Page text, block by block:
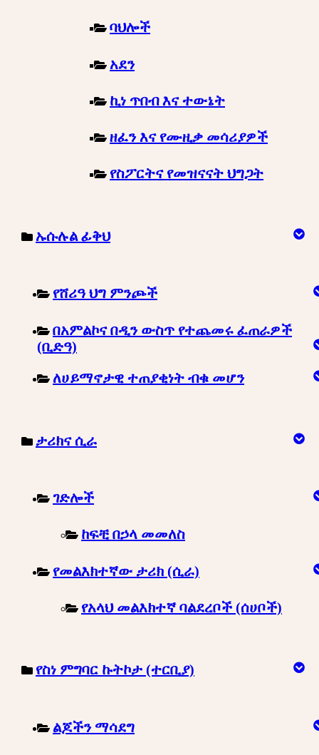
ባህሎች
አደን
ኪነ ጥበብ እና ተውኔት
ዘፈን እና የሙዚቃ መሳሪያዎች
የስፖርትና የመዝናናት ህግጋት
ኡሱሉል ፊቅህ
የሸሪዓ ህግ ምንጮች
በአምልኮና በዲን ውስጥ የተጨመሩ ፈጠራዎች
(ቢድዓ)
ለሀይማኖታዊ ተጠያቂነት ብቁ መሆን
ታሪክና ሲራ
ገድሎች
ከፍቺ በኃላ መመለስ
የመልእክተኛው ታሪክ (ሲራ)
የአላህ መልእክተኛ ባልደረቦች (ሰሀቦች)
የስነ ምግባር ኩትኮታ (ተርቢያ)
ልጆችን ማሳደግ